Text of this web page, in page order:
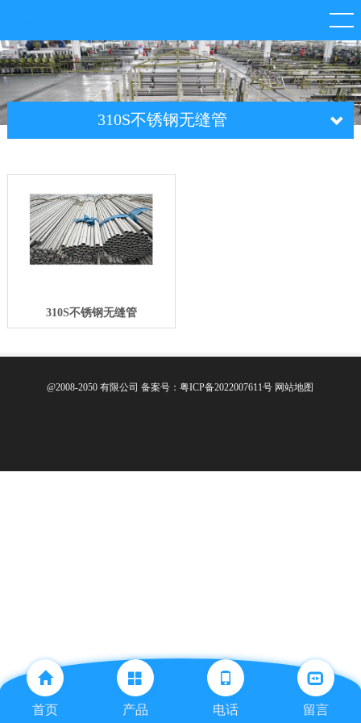
310S不锈钢无缝管
310S不锈钢无缝管
@2008-2050 有限公司备案号：粤ICP备2022007611号 网站地图
首页 产品 电话 留言